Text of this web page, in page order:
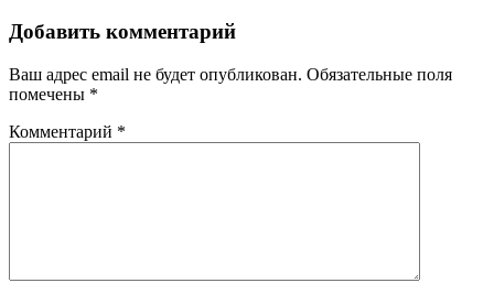
Добавить комментарий
Ваш адрес email не будет опубликован. Обязательные поля
помечены *
Комментарий *